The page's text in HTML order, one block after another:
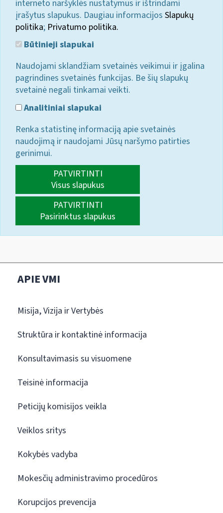
interneto naršyklės nustatymus ir ištrindami
įrašytus slapukus. Daugiau informacijos Slapukų
politika; Privatumo politika.
Būtinieji slapukai
Naudojami sklandžiam svetainės veikimui ir įgalina
pagrindines svetainės funkcijas. Be šių slapukų
svetainė negali tinkamai veikti.
Analitiniai slapukai
Renka statistinę informaciją apie svetainės
naudojimą ir naudojami Jūsų naršymo patirties
gerinimui.
PATVIRTINTI
Visus slapukus
PATVIRTINTI
Pasirinktus slapukus
APIE VMI
Misija, Vizija ir Vertybės
Struktūra ir kontaktinė informacija
Konsultavimasis su visuomene
Teisinė informacija
Peticijų komisijos veikla
Veiklos sritys
Kokybės vadyba
Mokesčių administravimo procedūros
Korupcijos prevencija